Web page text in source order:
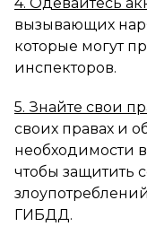
вызывающих
которые могут
инспекторов.
5. Знайте свои
своих правах и
необходимости
чтобы защитить
ГИБДД.